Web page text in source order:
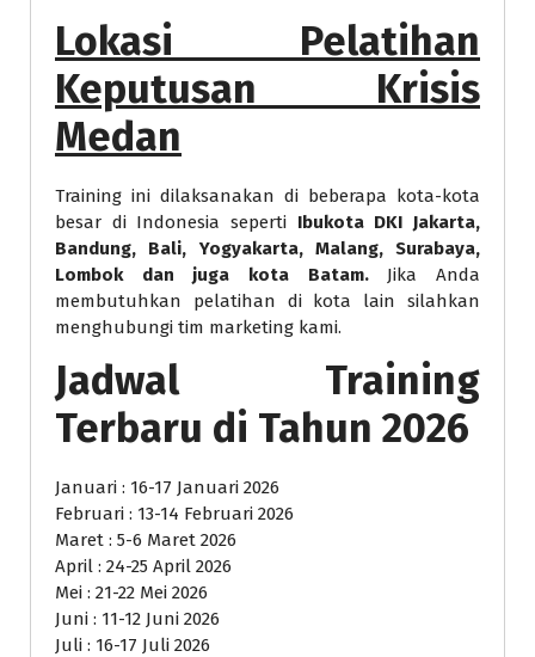
Lokasi Pelatihan
Keputusan Krisis
Medan
Training ini dilaksanakan di beberapa kota-kota
besar di Indonesia seperti Ibukota DKI Jakarta,
Bandung, Bali, Yogyakarta, Malang, Surabaya,
Lombok dan juga kota Batam.Jika Anda
membutuhkan pelatihan di kota lain silahkan
menghubungi tim marketing kami.
Jadwal Training
Terbaru di Tahun 2026
Januari : 16-17 Januari 2026
Februari : 13-14 Februari 2026
Maret : 5-6 Maret 2026
April : 24-25 April 2026
Mei : 21-22 Mei 2026
Juni : 11-12 Juni 2026
Juli : 16-17 Juli 2026